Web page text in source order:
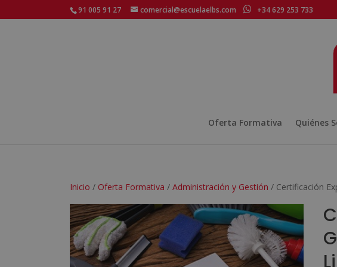
91 005 91 27 comercial@escuelaelbs.com +34 629 253 733
Oferta Formativa Quiénes
Inicio / Oferta Formativa / Administración y Gestión / Certificación